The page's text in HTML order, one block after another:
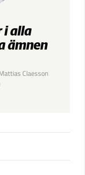
i alla
ämnen
Claesson